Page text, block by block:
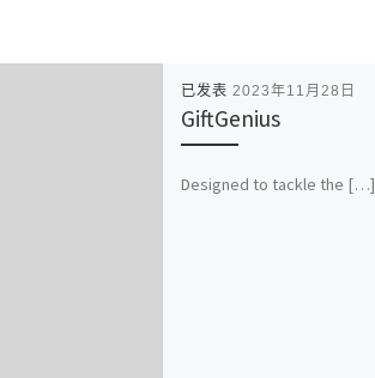
已发表 2023年11月28日
GiftGenius
Designed to tackle the […]